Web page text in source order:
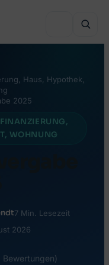
, Haus, Hypothek
2025
FINANZIERUNG
, WOHNUNG
7 Min. Lesezeit
2026